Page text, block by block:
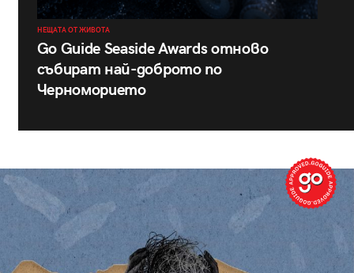
НЕЩАТА ОТ ЖИВОТА
Go Guide Seaside Awards отново
събират най-доброто по
Черноморието